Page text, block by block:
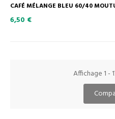
CAFÉ MÉLANGE BLEU 60/40
6,50 €
Affichage 1 -